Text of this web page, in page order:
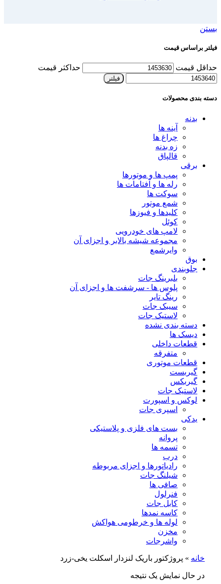
بستن
فیلتر براساس قیمت
حداقل قیمت حداکثر قیمت
فیلتر
دسته بندی محصولات
بدنه
آینه ها
چراغ ها
زه بدنه
قالپاق
برقی
پمپ ها و موتورها
رله ها و آفتامات ها
سوکت ها
شمع موتور
کلیدها و فیوزها
کوئل
لامپ های خودرویی
مجموعه شیشه بالابر و اجزای آن
وایرشمع
بوق
جلوبندی
بلبرینگ جات
پلوس ها - سرشفت ها و اجزای آن
رینگ تایر
سیبک جات
لاستیک جات
دسته بندی نشده
دیسک ها
قطعات داخلی
متفرقه
قطعات موتوری
گیربست
گیربکس
لاستیک جات
لوکس و اسپورت
اسپری جات
یدکی
بست های فلزی و پلاستیکی
پروانه
تسمه ها
درب
رادیاتورها و اجزای مربوطه
شیلنگ جات
صافی ها
فنرلول
کابل جات
کاسه نمدها
لوله ها و خرطومی هواکش
مخزن
واشرجات
خانه » پروژکتور باریک لنزدار اسکلت یخی-زرد
در حال نمایش یک نتیجه